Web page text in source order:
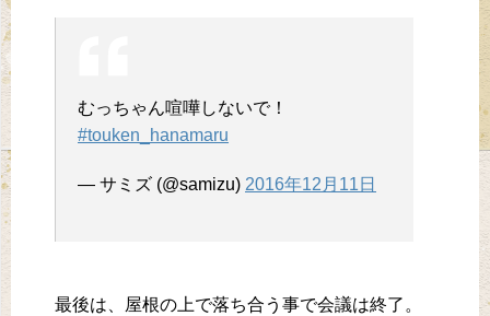
むっちゃん喧嘩しないで！
#touken_hanamaru
— サミズ (@samizu) 2016年12月11日
最後は、屋根の上で落ち合う事で会議は終了。